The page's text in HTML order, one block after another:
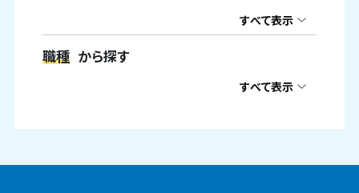
すべて表示
職種 から探す
すべて表示